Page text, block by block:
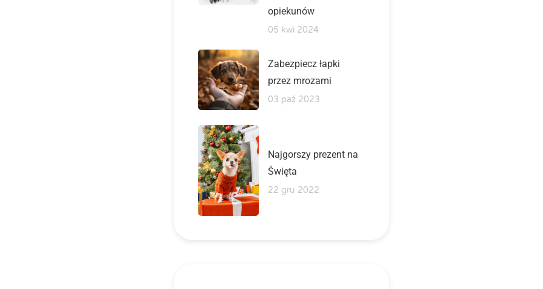
opiekunów
05 kwi 2024
Zabezpiecz łapki
przez mrozami
03 paź 2023
Najgorszy prezent na
Święta
22 gru 2022